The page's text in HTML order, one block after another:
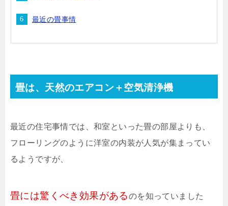
最近の畳事情
畳は、天然のエアコン＋空気清浄機
最近の住宅事情では、和室といった畳の部屋よりも、
フローリングのように洋室の内装が人気が集まってい
るようですが、
畳には驚くべき効果があるのを知っていました